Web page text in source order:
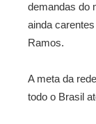
demandas do
ainda
Ramos.
A meta da
todo o Brasil